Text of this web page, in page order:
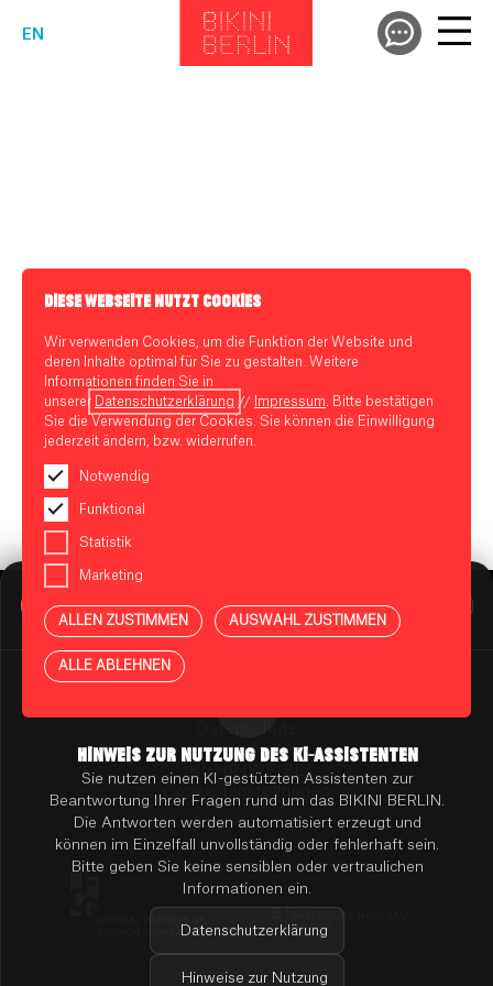
EN
BIKINI BERLIN Assistent
Online
HINWEIS ZUR NUTZUNG DES KI-ASSISTENTEN
Sie nutzen einen KI-gestützten Assistenten zur
Beantwortung Ihrer Fragen rund um das BIKINI BERLIN.
Die Antworten werden automatisiert erzeugt und
können im Einzelfall unvollständig oder fehlerhaft sein.
Bitte geben Sie keine sensiblen oder vertraulichen
Informationen ein.
Datenschutzerklärung
Hinweise zur Nutzung
DIESE WEBSEITE NUTZT COOKIES
Wir verwenden Cookies, um die Funktion der Website und
deren Inhalte optimal für Sie zu gestalten. Weitere
Informationen finden Sie in
unserer
Datenschutzerklärung // Impressum . Bitte bestätigen
Sie die Verwendung der Cookies. Sie können die Einwilligung
jederzeit ändern, bzw. widerrufen.
Notwendig
Funktional
Statistik
Marketing
ALLEN ZUSTIMMEN AUSWAHL ZUSTIMMEN
ALLE ABLEHNEN
Presse
Barrierefreiheit
KI-HINWEISE
Cookie Einstellungen